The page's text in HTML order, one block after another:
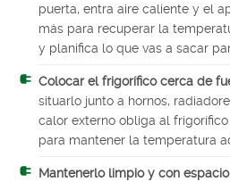
puerta, entra aire caliente y el
más para recuperar la
y planifica lo que vas a sacar
Colocar el frigorífico cerca de
situarlo junto a hornos,
calor externo obliga al
para mantener la temperatura
Mantenerlo limpio y con